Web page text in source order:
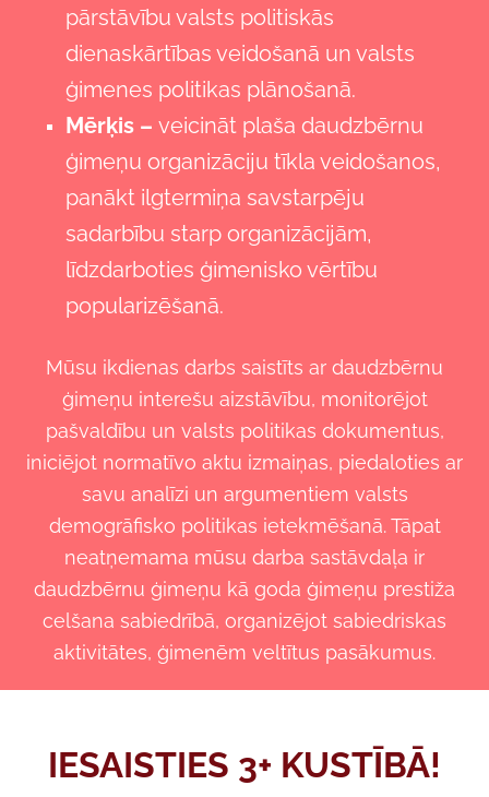
pārstāvību valsts politiskās
dienaskārtības veidošanā un valsts
ģimenes politikas plānošanā.
Mērķis – veicināt plaša daudzbērnu
ģimeņu organizāciju tīkla veidošanos,
panākt ilgtermiņa savstarpēju
sadarbību starp organizācijām,
līdzdarboties ģimenisko vērtību
popularizēšanā.
Mūsu ikdienas darbs saistīts ar daudzbērnu
ģimeņu interešu aizstāvību, monitorējot
pašvaldību un valsts politikas dokumentus,
iniciējot normatīvo aktu izmaiņas, piedaloties ar
savu analīzi un argumentiem valsts
demogrāfisko politikas ietekmēšanā. Tāpat
neatņemama mūsu darba sastāvdaļa ir
daudzbērnu ģimeņu kā goda ģimeņu prestiža
celšana sabiedrībā, organizējot sabiedriskas
aktivitātes, ģimenēm veltītus pasākumus.
IESAISTIES 3+ KUSTĪBĀ!